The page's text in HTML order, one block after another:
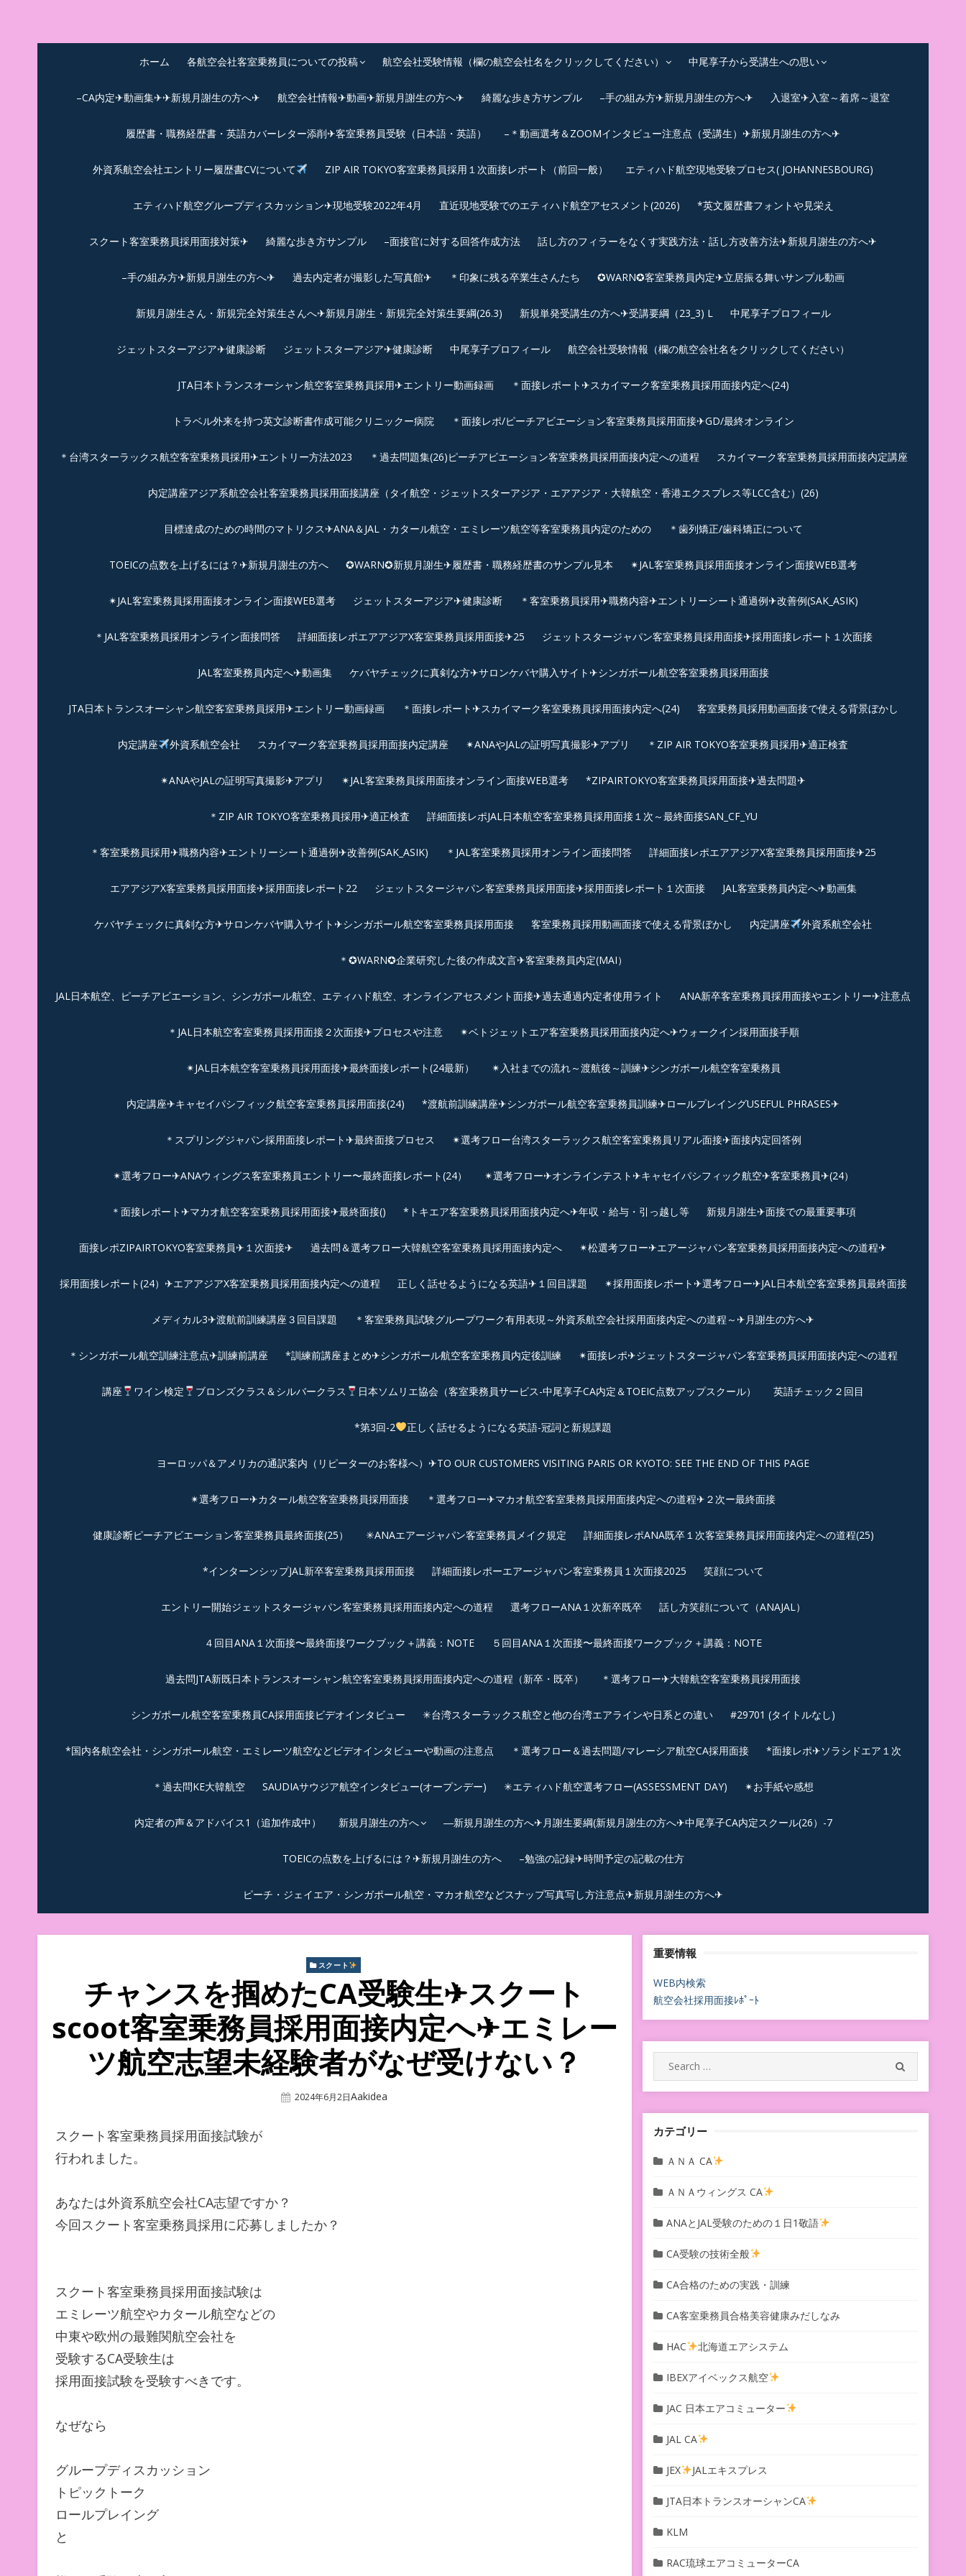
中尾享子CA内定&TOEIC点数UPｽｸｰﾙ
ホーム
各航空会社客室乗務員についての投稿 航空会社受験情報（欄の航空会社名をクリックしてください） 中尾享子から受講生への思い
–CA内定✈動画集✈✈新規月謝生の方へ✈ 航空会社情報✈動画✈新規月謝生の方へ✈ 綺麗な歩き方サンプル –手の組み方✈新規月謝生の方へ✈ 入退室✈入室～着席～退室
履歴書・職務経歴書・英語カバーレター添削✈客室乗務員受験（日本語・英語） –＊動画選考＆ZOOMインタビュー注意点（受講生）✈新規月謝生の方へ✈
外資系航空会社エントリー履歴書CVについて ZIP AIR TOKYO客室乗務員採用１次面接レポート（前回一般） エティハド航空現地受験プロセス( JOHANNESBOURG)
エティハド航空グループディスカッション✈︎現地受験2022年4月 直近現地受験でのエティハド航空アセスメント(2026) *英文履歴書フォントや見栄え
スクート客室乗務員採用面接対策✈︎ 綺麗な歩き方サンプル –面接官に対する回答作成方法 話し方のフィラーをなくす実践方法・話し方改善方法✈新規月謝生の方へ✈
–手の組み方✈新規月謝生の方へ✈ 過去内定者が撮影した写真館✈ ＊印象に残る卒業生さんたち ✪WARN✪客室乗務員内定✈立居振る舞いサンプル動画
新規月謝生さん・新規完全対策生さんへ✈新規月謝生・新規完全対策生要綱(26.3) 新規単発受講生の方へ✈受講要綱（23_3) L 中尾享子プロフィール
ジェットスターアジア✈︎健康診断 ジェットスターアジア✈︎健康診断 中尾享子プロフィール 航空会社受験情報（欄の航空会社名をクリックしてください）
JTA日本トランスオーシャン航空客室乗務員採用✈エントリー動画録画 ＊面接レポート✈スカイマーク客室乗務員採用面接内定へ(24)
トラベル外来を持つ英文診断書作成可能クリニックー病院 ＊面接レポ/ピーチアビエーション客室乗務員採用面接✈GD/最終オンライン
＊台湾スターラックス航空客室乗務員採用✈エントリー方法2023 ＊過去問題集(26)ピーチアビエーション客室乗務員採用面接内定への道程 スカイマーク客室乗務員採用面接内定講座
内定講座アジア系航空会社客室乗務員採用面接講座（タイ航空・ジェットスターアジア・エアアジア・大韓航空・香港エクスプレス等LCC含む）(26)
目標達成のための時間のマトリクス✈ANA＆JAL・カタール航空・エミレーツ航空等客室乗務員内定のための ＊歯列矯正/歯科矯正について
TOEICの点数を上げるには？✈新規月謝生の方へ ✪WARN✪新規月謝生✈履歴書・職務経歴書のサンプル見本 ✴︎JAL客室乗務員採用面接オンライン面接WEB選考
✴︎JAL客室乗務員採用面接オンライン面接WEB選考 ジェットスターアジア✈︎健康診断 ＊客室乗務員採用✈職務内容✈エントリーシート通過例✈改善例(SAK_ASIK)
＊JAL客室乗務員採用オンライン面接問答 詳細面接レポエアアジアX客室乗務員採用面接✈25 ジェットスタージャパン客室乗務員採用面接✈採用面接レポート１次面接
JAL客室乗務員内定へ✈動画集 ケバヤチェックに真剣な方✈サロンケバヤ購入サイト✈シンガポール航空客室乗務員採用面接
JTA日本トランスオーシャン航空客室乗務員採用✈エントリー動画録画 ＊面接レポート✈スカイマーク客室乗務員採用面接内定へ(24) 客室乗務員採用動画面接で使える背景ぼかし
内定講座 外資系航空会社 スカイマーク客室乗務員採用面接内定講座 ✴︎ANAやJALの証明写真撮影✈︎アプリ ＊ZIP AIR TOKYO客室乗務員採用✈適正検査
✴︎ANAやJALの証明写真撮影✈︎アプリ ✴︎JAL客室乗務員採用面接オンライン面接WEB選考 *ZIPAIRTOKYO客室乗務員採用面接✈過去問題✈︎
＊ZIP AIR TOKYO客室乗務員採用✈適正検査 詳細面接レポJAL日本航空客室乗務員採用面接１次～最終面接SAN_CF_YU
＊客室乗務員採用✈職務内容✈エントリーシート通過例✈改善例(SAK_ASIK) ＊JAL客室乗務員採用オンライン面接問答 詳細面接レポエアアジアX客室乗務員採用面接✈25
エアアジアX客室乗務員採用面接✈︎採用面接レポート22 ジェットスタージャパン客室乗務員採用面接✈採用面接レポート１次面接 JAL客室乗務員内定へ✈動画集
ケバヤチェックに真剣な方✈サロンケバヤ購入サイト✈シンガポール航空客室乗務員採用面接 客室乗務員採用動画面接で使える背景ぼかし 内定講座 外資系航空会社
＊✪WARN✪企業研究した後の作成文言✈客室乗務員内定(MAI）
JAL日本航空、ピーチアビエーション、シンガポール航空、エティハド航空、オンラインアセスメント面接✈︎過去通過内定者使用ライト ANA新卒客室乗務員採用面接やエントリー✈注意点
＊JAL日本航空客室乗務員採用面接２次面接✈プロセスや注意 ✴︎ベトジェットエア客室乗務員採用面接内定へ✈︎ウォークイン採用面接手順
✴︎JAL日本航空客室乗務員採用面接✈最終面接レポート(24最新） ✴︎入社までの流れ～渡航後～訓練✈シンガポール航空客室乗務員
内定講座✈キャセイパシフィック航空客室乗務員採用面接(24) *渡航前訓練講座✈シンガポール航空客室乗務員訓練✈ロールプレイングUSEFUL PHRASES✈
＊スプリングジャパン採用面接レポート✈最終面接プロセス ✴︎選考フロー台湾スターラックス航空客室乗務員リアル面接✈︎面接内定回答例
✴︎選考フロー✈︎ANAウィングス客室乗務員エントリー〜最終面接レポート(24） ✴︎選考フロー✈オンラインテスト✈キャセイパシフィック航空✈︎客室乗務員✈(24）
＊面接レポート✈マカオ航空客室乗務員採用面接✈最終面接() *トキエア客室乗務員採用面接内定へ✈年収・給与・引っ越し等 新規月謝生✈面接での最重要事項
面接レポZIPAIRTOKYO客室乗務員✈１次面接✈ 過去問＆選考フロー大韓航空客室乗務員採用面接内定へ ✴︎松選考フロー✈︎エアージャパン客室乗務員採用面接内定への道程✈︎
採用面接レポート(24）✈エアアジアX客室乗務員採用面接内定への道程 正しく話せるようになる英語✈１回目課題 ✴︎採用面接レポート✈︎選考フロー✈︎JAL日本航空客室乗務員最終面接
メディカル3✈渡航前訓練講座３回目課題 ＊客室乗務員試験グループワーク有用表現～外資系航空会社採用面接内定への道程～✈月謝生の方へ✈
＊シンガポール航空訓練注意点✈訓練前講座 *訓練前講座まとめ✈シンガポール航空客室乗務員内定後訓練 ✴︎面接レポ✈ジェットスタージャパン客室乗務員採用面接内定への道程
講座 ワイン検定 ブロンズクラス＆シルバークラス 日本ソムリエ協会（客室乗務員サービス-中尾享子CA内定＆TOEIC点数アップスクール） 英語チェック２回目
*第3回-2 正しく話せるようになる英語-冠詞と新規課題
ヨーロッパ＆アメリカの通訳案内（リピーターのお客様へ）✈TO OUR CUSTOMERS VISITING PARIS OR KYOTO: SEE THE END OF THIS PAGE
✴︎選考フロー✈カタール航空客室乗務員採用面接 ＊選考フロー✈マカオ航空客室乗務員採用面接内定への道程✈２次ー最終面接
健康診断ピーチアビエーション客室乗務員最終面接(25） ✳︎ANAエアージャパン客室乗務員メイク規定 詳細面接レポANA既卒１次客室乗務員採用面接内定への道程(25)
*インターンシップJAL新卒客室乗務員採用面接 詳細面接レポーエアージャパン客室乗務員１次面接2025 笑顔について
エントリー開始ジェットスタージャパン客室乗務員採用面接内定への道程 選考フローANA１次新卒既卒 話し方笑顔について（ANAJAL）
４回目ANA１次面接〜最終面接ワークブック＋講義：NOTE ５回目ANA１次面接〜最終面接ワークブック＋講義：NOTE
過去問JTA新既日本トランスオーシャン航空客室乗務員採用面接内定への道程（新卒・既卒） ＊選考フロー✈大韓航空客室乗務員採用面接
シンガポール航空客室乗務員CA採用面接ビデオインタビュー ✳︎台湾スターラックス航空と他の台湾エアラインや日系との違い #29701 (タイトルなし)
*国内各航空会社・シンガポール航空・エミレーツ航空などビデオインタビューや動画の注意点 ＊選考フロー＆過去問題/マレーシア航空CA採用面接 *面接レポ✈ソラシドエア１次
＊過去問KE大韓航空 SAUDIAサウジア航空インタビュー(オープンデー) ✳︎エティハド航空選考フロー(ASSESSMENT DAY) ✴︎お手紙や感想
内定者の声＆アドバイス1（追加作成中） 新規月謝生の方へ ―新規月謝生の方へ✈月謝生要綱(新規月謝生の方へ✈中尾享子CA内定スクール(26）-7
TOEICの点数を上げるには？✈新規月謝生の方へ –勉強の記録✈時間予定の記載の仕方
ピーチ・ジェイエア・シンガポール航空・マカオ航空などスナップ写真写し方注意点✈新規月謝生の方へ✈
スクート
チャンスを掴めたCA受験生✈スクート
scoot客室乗務員採用面接内定へ✈エミレー
ツ航空志望未経験者がなぜ受けない？
Posted
2024年6月2日Author
Aakidea
スクート客室乗務員採用面接試験が
行われました。
あなたは外資系航空会社CA志望ですか？
今回スクート客室乗務員採用に応募しましたか？
スクート客室乗務員採用面接試験は
エミレーツ航空やカタール航空などの
中東や欧州の最難関航空会社を
受験するCA受験生は
採用面接試験を受験すべきです。
なぜなら
グループディスカッション
トピックトーク
ロールプレイング
と
重要情報
WEB内検索
航空会社採用面接ﾚﾎﾟｰﾄ
Search
for:
カテゴリー
ＡＮＡ CA
ＡＮＡウィングス CA
ANAとJAL受験のための１日1敬語
CA受験の技術全般
CA合格のための実践・訓練
CA客室乗務員合格美容健康みだしなみ
HAC 北海道エアシステム
IBEXアイベックス航空
JAC 日本エアコミューター
JAL CA
JEX JALエキスプレス
JTA日本トランスオーシャンCA
KLM
RAC琉球エアコミューターCA